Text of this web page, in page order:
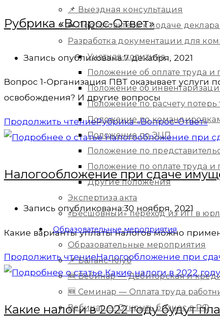
📌 Выездная консультация
➡️ Подготовьтесь к подаче
Разработка документации для
Учетная политика
Положение об оплате труда
Положение об
Положение по расчету
Положение по
Положение по ЭЦП
Положение по
Положение по оплате труда
Другие положения
Экспертиза акта
«Бесшовный» переход из ИП в
Образовательные мероприятия
Образовательные мероприятия
📌 Баланс-Клуб
🆕 Вебинар — Дебиторская и
🆕 Семинар — Оплата труда
Вебинар — Открыть бизнес в РФ
Рубрика «Вопрос-Ответ»
Запись опубликована:7 декабря, 2021
Вопрос 1-Организация ПВТ оказывает
освобождения? И другие вопросы
Продолжить чтениеРубрика «Вопрос-Ответ»
Налогообложение при сдаче
Запись опубликована:30 ноября, 2021
Какие варианты уплаты налогов можно
Продолжить чтениеНалогообложение при
Какие налоги в 2022 году будут